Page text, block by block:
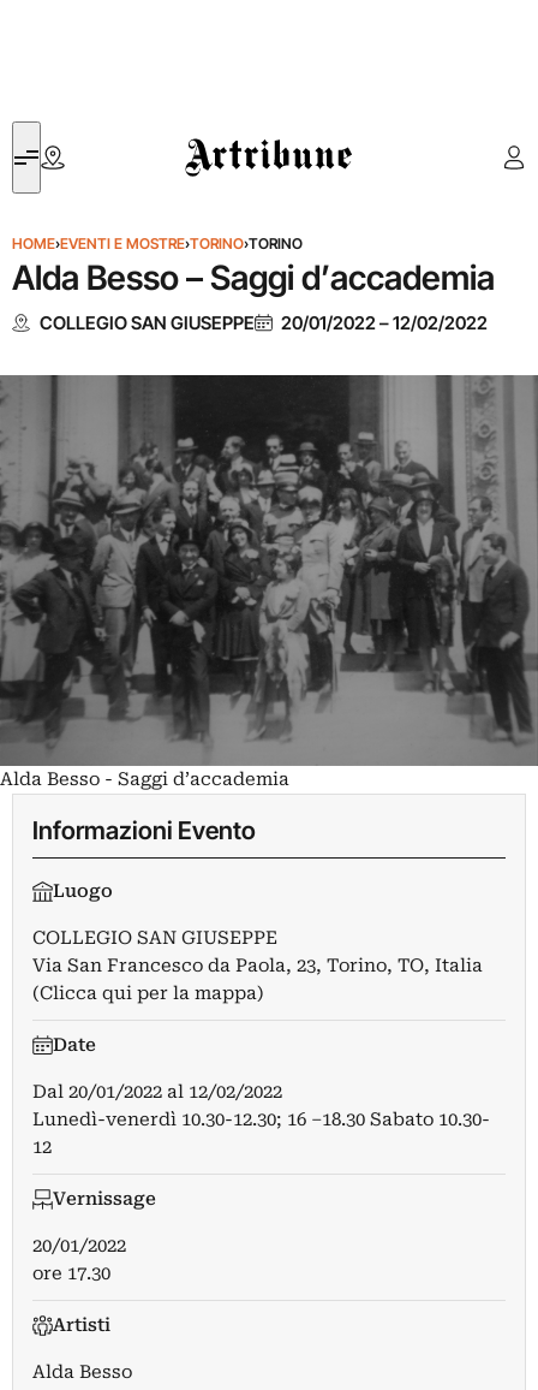
Artribune
HOME›EVENTI E MOSTRE›TORINO›TORINO
Alda Besso – Saggi d’accademia
COLLEGIO SAN GIUSEPPE 20/01/2022–12/02/2022
Alda Besso - Saggi d’accademia
Informazioni Evento
Luogo
COLLEGIO SAN GIUSEPPE
Via San Francesco da Paola, 23, Torino, TO, Italia
(Clicca qui per la mappa)
Date
Dal 20/01/2022 al 12/02/2022
Lunedì-venerdì 10.30-12.30; 16 –18.30 Sabato 10.30-
12
Vernissage
20/01/2022
ore 17.30
Artisti
Alda Besso